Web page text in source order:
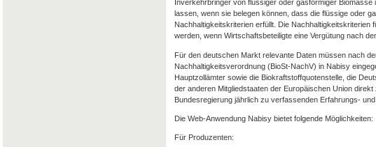
Inverkehrbringer von flüssiger oder gasförmiger
lassen, wenn sie belegen können, dass die flüssige oder
Nachhaltigkeitskriterien erfüllt. Die
werden, wenn Wirtschaftsbeteiligte eine Vergütung nach
Für den deutschen Markt relevante Daten müssen nach
Nachhaltigkeitsverordnung (BioSt-NachV) in Nabisy
Hauptzollämter sowie die Biokraftstoffquotenstelle, die
der anderen Mitgliedstaaten der Europäischen Union
Bundesregierung jährlich zu verfassenden Erfahrungs-
Die Web-Anwendung Nabisy bietet folgende Möglichkeiten:
Für Produzenten: